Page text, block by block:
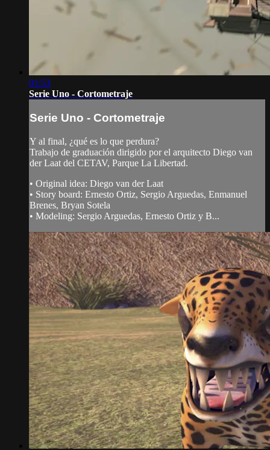
01:53
Serie Uno - Cortometraje
Serie Uno - Cortometraje
Y al final, ¿qué es lo que perdura?
Trabajo de graduación dirigido por el arquitecto Diego van
der Laat del CETAV, Parque La Libertad.
• Original idea: Diego van der Laat
• Story board: Ernesto Ortiz, Sergio Arguedas, Enmanuel
Brenes, Bryan Sotela
• Modeling: Sergio Arguedas, Ernesto Ortiz y B...